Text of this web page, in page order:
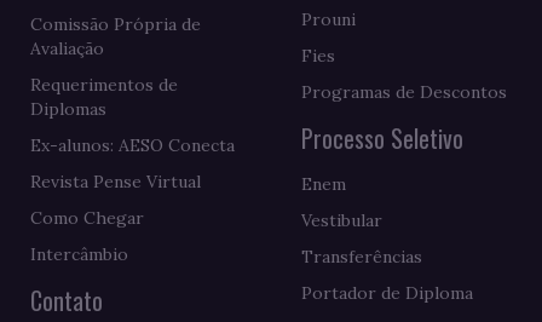
Comissão Própria de
Avaliação
Requerimentos de
Diplomas
Ex-alunos: AESO Conecta
Revista Pense Virtual
Como Chegar
Intercâmbio
Contato
Prouni
Fies
Programas de Descontos
Processo Seletivo
Enem
Vestibular
Transferências
Portador de Diploma